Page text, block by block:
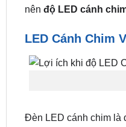
nên độ LED cánh
LED Cánh Chim
Đèn LED cánh chim là